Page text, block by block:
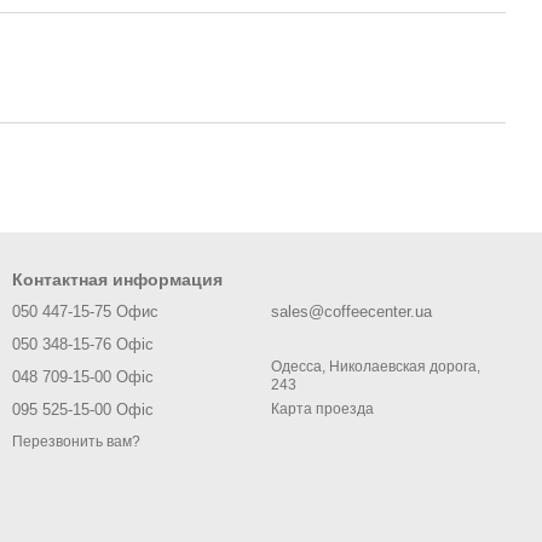
Контактная информация
050 447-15-75 Офис
050 348-15-76 Офіс
048 709-15-00 Офіс
095 525-15-00 Офіс
Перезвонить вам?
sales@coffeecenter.ua
Одесса, Николаевская дорога,
243
Карта проезда